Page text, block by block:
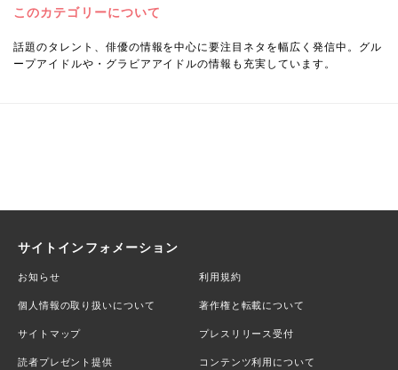
このカテゴリーについて
話題のタレント、俳優の情報を中心に要注目ネタを幅広く発信中。グル
ープアイドルや・グラビアアイドルの情報も充実しています。
サイトインフォメーション
お知らせ 利用規約
個人情報の取り扱いについて 著作権と転載について
サイトマップ プレスリリース受付
読者プレゼント提供 コンテンツ利用について